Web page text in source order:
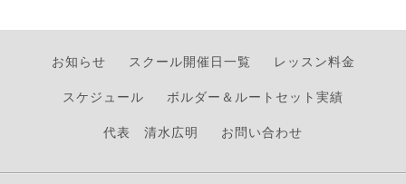
お知らせ スクール開催日一覧
レッスン料金
スケジュール
ボルダー＆ルートセット実績
代表 清水広明
お問い合わせ